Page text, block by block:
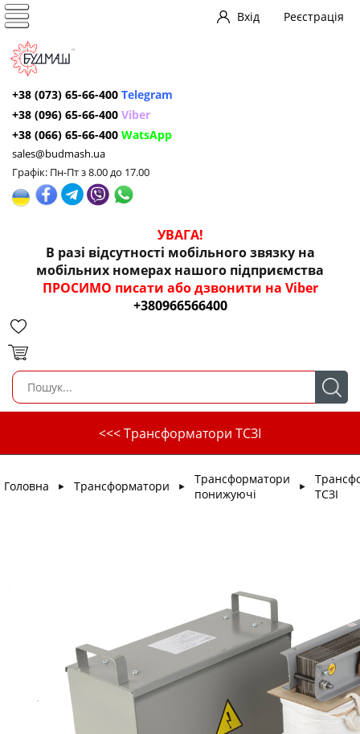
Вхід Реєстрація
+38 (073) 65-66-400 Telegram
+38 (096) 65-66-400 Viber
+38 (066) 65-66-400 WatsApp
sales@budmash.ua
Графік: Пн-Пт з 8.00 до 17.00
УВАГА!
В разі відсутності мобільного звязку на
мобільних номерах нашого підприємства
ПРОСИМО писати або дзвонити на Viber
+380966566400
<<< Трансформатори ТСЗІ
Головна ► Трансформатори ►
Трансформатори
понижуючі
►
ТСЗІ